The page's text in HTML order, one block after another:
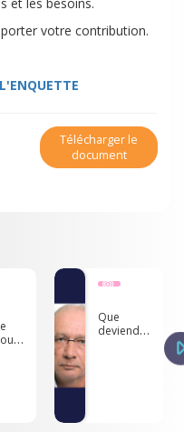
votre contribution.
Télécharger le
document
Que
deviendra